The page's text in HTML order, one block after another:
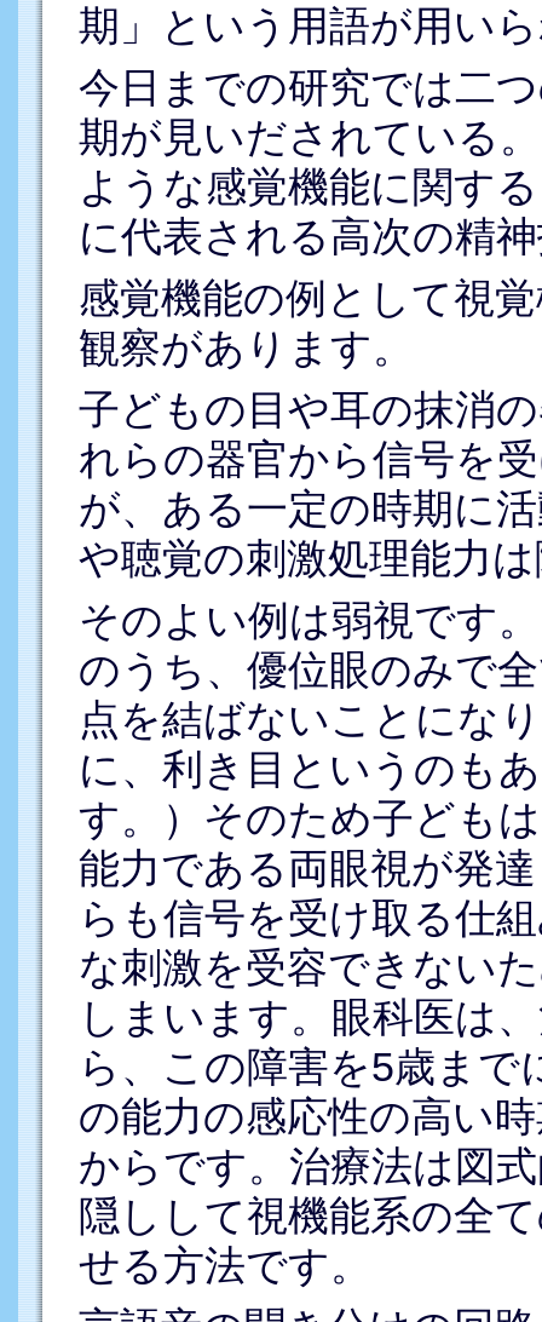
期」という用語が用い
今日までの研究では二
期が見いだされている
ような感覚機能に関す
に代表される高次の精
感覚機能の例として視
観察があります。
子どもの目や耳の抹消
れらの器官から信号を
が、ある一定の時期に
や聴覚の刺激処理能力
そのよい例は弱視です
のうち、優位眼のみで
点を結ばないことにな
に、利き目というのも
す。）そのため子ども
能力である両眼視が発
らも信号を受け取る仕
な刺激を受容できない
しまいます。眼科医は
ら、この障害を5歳ま
の能力の感応性の高い
からです。治療法は図
隠しして視機能系の全
せる方法です。